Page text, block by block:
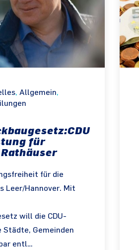
,Allgemein,
für
für die
Leer/Hannover. Mit
will die CDU-
Gemeinden
entl…